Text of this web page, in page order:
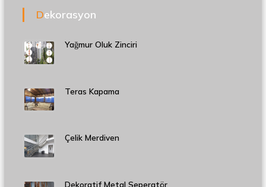
Dekorasyon
Yağmur Oluk Zinciri
Teras Kapama
Çelik Merdiven
Dekoratif Metal Seperatör